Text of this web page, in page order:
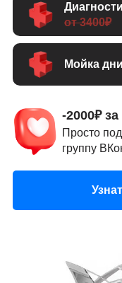
-2000₽
Просто
группу
Мойка
от 3400₽